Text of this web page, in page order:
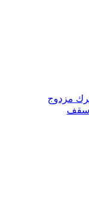
مزدوج
سقف